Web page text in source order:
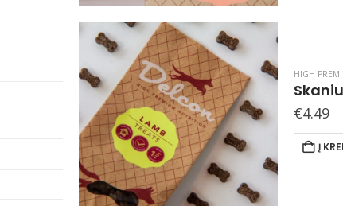
HIGH
€4.49
Į